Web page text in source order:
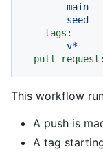
-
main
-
seed
tags:
-
v*
pull_request:
This workflow
A push is
A tag